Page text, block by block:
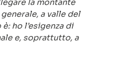
la montante
a valle del
ho l’esigenza di
e, soprattutto, a